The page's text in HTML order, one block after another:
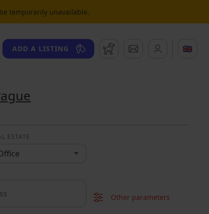
temporarily unavailable.
ADD A LISTING WatchdogMessages 🇬🇧
ESTATE
Other parameters